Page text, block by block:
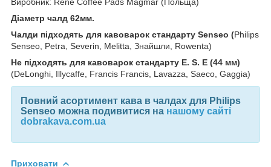
Діаметр чалд 62мм.
Чалди підходять для кавоварок стандарту Senseo (Philips
Senseo, Petra, Severin, Melitta, Знайшли, Rowenta)
Не підходять для кавоварок стандарту E. S. E (44 мм)
(DeLonghi, Illycaffе, Francis Francis, Lavazza, Saeco, Gaggia)
Повний асортимент кава в чалдах для Philips
Senseo можна подивитися на нашому сайті
dobrakava.com.ua
Приховати